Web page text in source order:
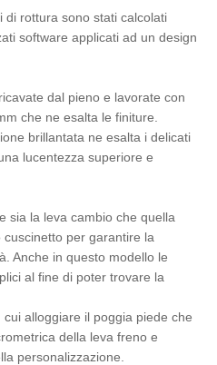
di rottura sono stati calcolati
software applicati ad un design
dal pieno e lavorate con
che ne esalta le finiture.
brillantata ne esalta i delicati
lucentezza superiore e
sia la leva cambio che quella
per garantire la
Anche in questo modello le
al fine di poter trovare la
alloggiare il poggia piede che
della leva freno e
personalizzazione.